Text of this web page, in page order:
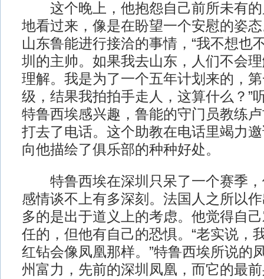
这个晚上，他抱怨自己前所未有的
地看过来，像是在盼望一个安慰的姿
山东鲁能进行接洽的事情，“我不想也
圳的主帅。如果我去山东，人们不会
理解。我是为了一个五年计划来的，
级，结果我拍拍手走人，这算什么？”
特鲁西埃感兴趣，鲁能的守门员教练
打去了电话。这个助教在电话里竭力
向他描绘了俱乐部的种种好处。
特鲁西埃在深圳只呆了一个赛季，
感情谈不上有多深刻。法国人之所以
多的是出于道义上的考虑。他觉得自
任的，但他有自己的恐惧。“老实说，
红钻会像凤凰那样。”特鲁西埃所说的
州富力，先前的深圳凤凰，而它的最